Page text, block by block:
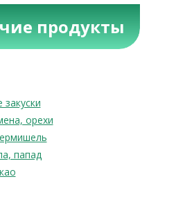
продукты
закуски
орехи
папад